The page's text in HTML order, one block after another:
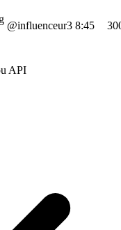
@influenceur3 8:45
API